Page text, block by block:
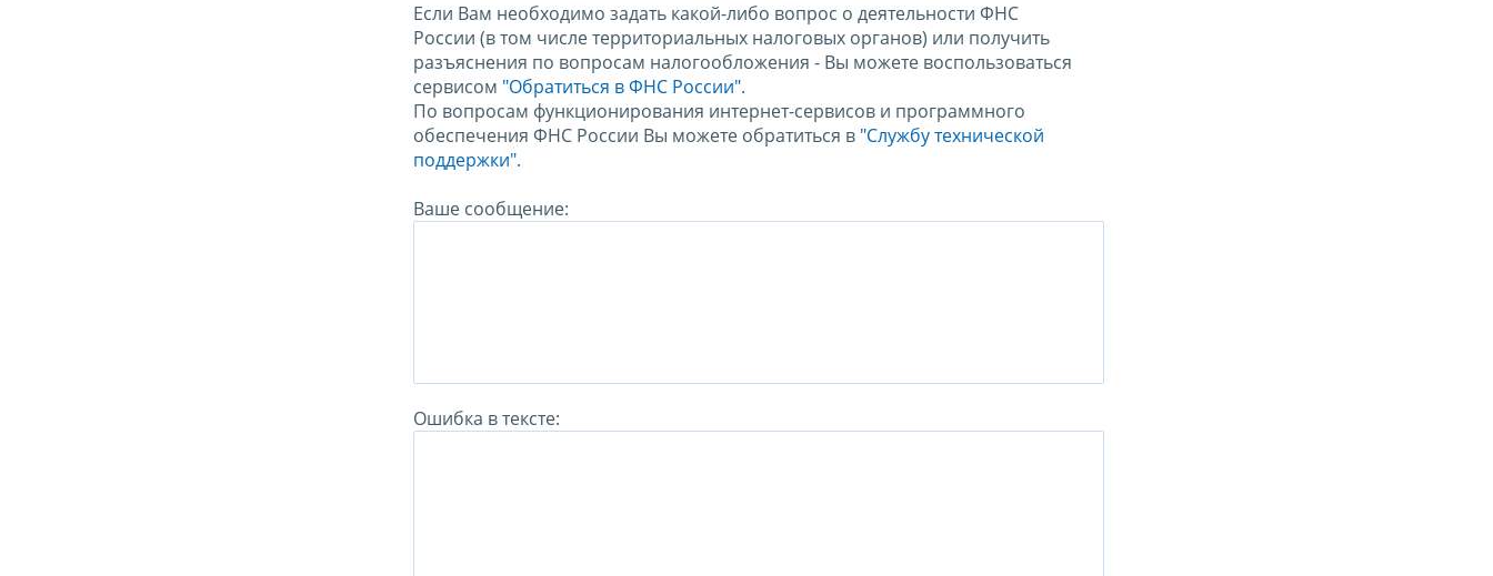
Если Вам необходимо задать какой-либо вопрос о деятельности ФНС
России (в том числе территориальных налоговых органов) или получить
разъяснения по вопросам налогообложения - Вы можете воспользоваться
сервисом "Обратиться в ФНС России".
По вопросам функционирования интернет-сервисов и программного
обеспечения ФНС России Вы можете обратиться в "Службу технической
поддержки".
Ваше сообщение:
Ошибка в тексте: